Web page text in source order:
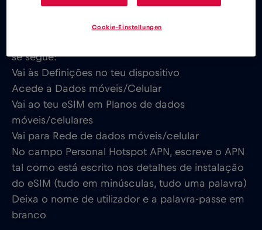
verificares se o APN é necessário. Caso o eSIM
exija que o APN seja definido manualmente, terás
se segue:
Vai às Definições no teu dispositivo
Acede a Dados móveis/Celular
Vai ao teu eSIM em Planos de dados
móveis/celulares
Vai para Rede de dados móveis/celular
No campo Personal Hotspot APN, escreve o APN
tal como está escrito nos detalhes de instalação
do eSIM (tudo em minúsculas, tudo uma palavra)
Deixa o nome de utilizador e a palavra-passe em
branco
Cookie-Einstellungen